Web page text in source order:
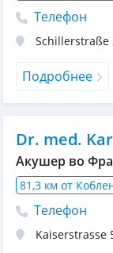
Телефон
Schillerstraße
Подробнее
Dr. med.
Акушер во
81,3 км от
Телефон
Kaiserstrasse